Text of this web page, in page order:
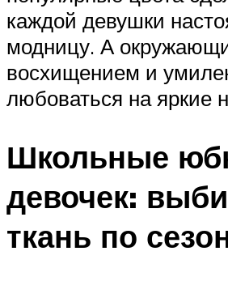
каждой девушки
модницу. А
восхищением и
любоваться на яркие
Школьные
девочек:
ткань по